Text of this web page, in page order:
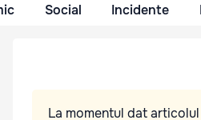
Social Incidente
La momentul dat